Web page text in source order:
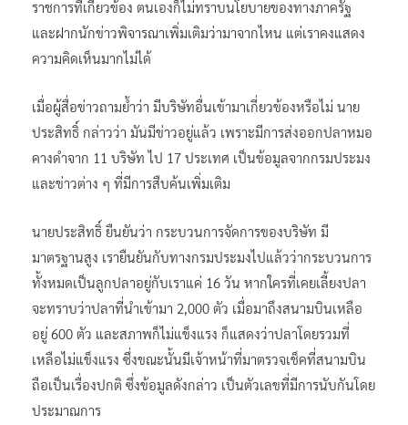
ราชการที่เกี่ยวข้อง ตนเองก็ไม่ทราบนโยบายของทางภาครัฐ
และฝากนักข่าวพิจารณาเพิ่มเติมว่ามาจากไหน แต่เราคงแสดง
ความคิดเห็นมากไม่ได้
เมื่อผู้สื่อข่าวถามย้ำว่า มีบริษัทอื่นเข้ามาเกี่ยวข้องหรือไม่ นาย
ประสิทธิ์ กล่าวว่า มันมีข่าวอยู่แล้ว เพราะมีการส่งออกปลาหมอ
คางดำจาก 11 บริษัท ไป 17 ประเทศ เป็นข้อมูลจากกรมประมง
และข่าวต่าง ๆ ที่มีการสืบค้นเพิ่มเติม
นายประสิทธิ์ ยืนยันว่า กระบวนการจัดการของบริษัท มี
มาตรฐานสูง เรายืนยันกับทางกรมประมงไปแล้วว่ากระบวนการ
ทั้งหมดเป็นลูกปลาอยู่กับเราแค่ 16 วัน หากใครที่เคยเลี้ยงปลา
จะทราบว่าปลาที่นำเข้ามา 2,000 ตัว เมื่อมาถึงสนามบินเหลือ
อยู่ 600 ตัว และสภาพก็ไม่แข็งแรง ก็แสดงว่าปลาโดยรวมที่
เหลือไม่แข็งแรง ซึ่งขณะนั้นมีเจ้าหน้าที่มาตรวจเช็คที่สนามบิน
ถือเป็นเรื่องปกติ ซึ่งข้อมูลดังกล่าว เป็นตัวเลขที่มีการนับกันโดย
ประมาณการ